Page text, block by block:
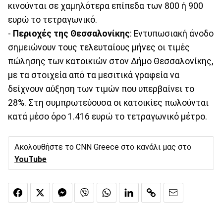
κινούνται σε χαμηλότερα επίπεδα των 800 ή 900
ευρώ το τετραγωνικό.
- Περιοχές της Θεσσαλονίκης: Εντυπωσιακή άνοδο
σημειώνουν τους τελευταίους μήνες οι τιμές
πώλησης των κατοικιών στον Δήμο Θεσσαλονίκης,
με τα στοιχεία από τα μεσιτικά γραφεία να
δείχνουν αύξηση των τιμών που υπερβαίνει το
28%. Στη συμπρωτεύουσα οι κατοικίες πωλούνται
κατά μέσο όρο 1.416 ευρώ το τετραγωνικό μέτρο.
Ακολουθήστε το CNN Greece στο κανάλι μας στο
YouTube